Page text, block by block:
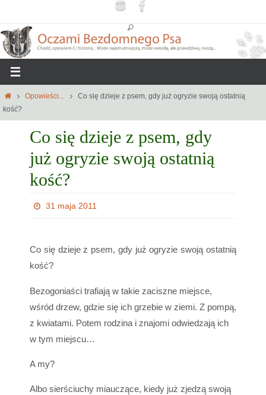
treści
HomeOpowieści...
Co się dzieje z psem, gdy już ogryzie swoją ostatnią
kość?
Co się dzieje z psem, gdy
już ogryzie swoją ostatnią
kość?
31 maja 2011
Co się dzieje z psem, gdy już ogryzie swoją ostatnią
kość?
Bezogoniaści trafiają w takie zaciszne miejsce,
wśród drzew, gdzie się ich grzebie w ziemi. Z pompą,
z kwiatami. Potem rodzina i znajomi odwiedzają ich
w tym miejscu…
A my?
Albo sierściuchy miauczące, kiedy już zjedzą swoją